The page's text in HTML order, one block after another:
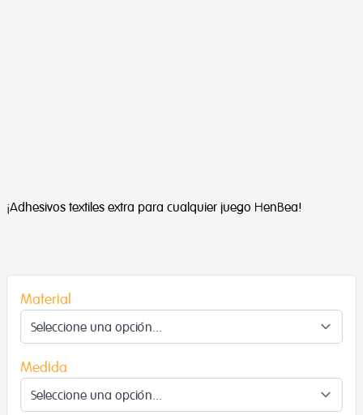
¡Adhesivos textiles extra para cualquier juego HenBea!
Material
Medida